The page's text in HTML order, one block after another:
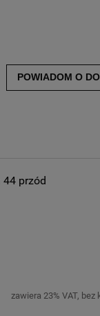
POWIADOM O
44 przód
zawiera 23% VAT,